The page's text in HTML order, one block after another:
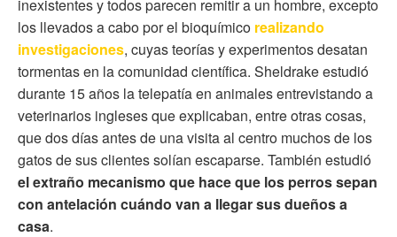
inexistentes y todos parecen remitir a un hombre, excepto
los llevados a cabo por el bioquímico realizando
investigaciones, cuyas teorías y experimentos desatan
tormentas en la comunidad científica. Sheldrake estudió
durante 15 años la telepatía en animales entrevistando a
veterinarios ingleses que explicaban, entre otras cosas,
que dos días antes de una visita al centro muchos de los
gatos de sus clientes solían escaparse. También estudió
el extraño mecanismo que hace que los perros sepan
con antelación cuándo van a llegar sus dueños a
casa.